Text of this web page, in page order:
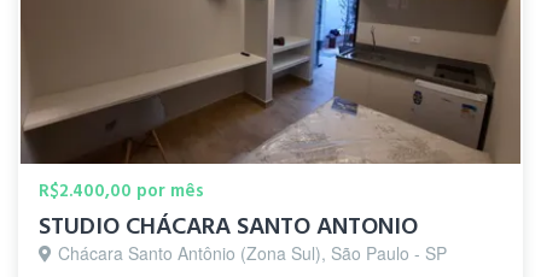
R$2.400,00 por mês
STUDIO CHÁCARA SANTO ANTONIO
Chácara Santo Antônio (Zona Sul), São Paulo - SP